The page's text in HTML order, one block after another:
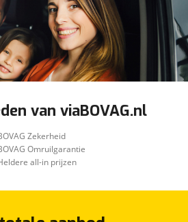
van viaBOVAG.nl
Zekerheid
Omruilgarantie
all-in prijzen